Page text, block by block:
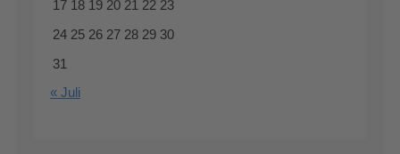
17 18 19 20 21 22 23
24 25 26 27 28 29 30
31
« Juli